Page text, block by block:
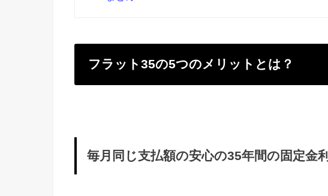
フラット35の5つのメリットとは？
毎月同じ支払額の安心の35年間の固定金利